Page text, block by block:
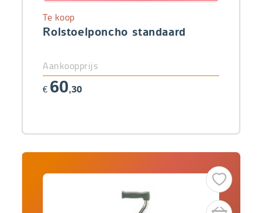
Rolstoelponcho standaard
Te koop
Aankoopprijs
€ 60,30